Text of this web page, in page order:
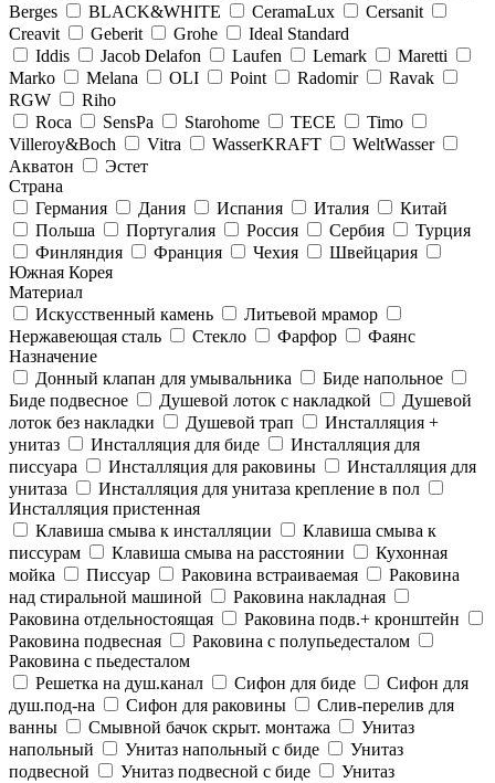
Berges
BLACK&WHITE CeramaLux
Cersanit
Creavit
Geberit Grohe
Ideal Standard
Iddis
Jacob Delafon Laufen Lemark
Maretti
Marko
Melana OLI Point Radomir
Ravak
RGW
Riho
Roca
SensPa Starohome TECE
Timo
Villeroy&Boсh
Vitra WasserKRAFT
WeltWasser
Акватон
Эстет
Страна
Германия
Дания Испания Италия
Китай
Польша
Португалия Россия Сербия
Турция
Финляндия
Франция Чехия
Швейцария
Южная Корея
Материал
Искусственный камень
Литьевой мрамор
Нержавеющая сталь
Стекло Фарфор
Фаянс
Назначение
Донный клапан для умывальника
Биде напольное
Биде подвесное
Душевой лоток с накладкой
Душевой
лоток без накладки
Душевой трап
Инсталляция +
унитаз
Инсталляция для биде
Инсталляция для
писсуара
Инсталляция для раковины
Инсталляция для
унитаза
Инсталляция для унитаза крепление в пол
Инсталляция пристенная
Клавиша смыва к инсталляции
Клавиша смыва к
писсурам
Клавиша смыва на расстоянии
Кухонная
мойка
Писсуар Раковина встраиваемая
Раковина
над стиральной машиной
Раковина накладная
Раковина отдельностоящая
Раковина подв.+ кронштейн
Раковина подвесная
Раковина с полупьедесталом
Раковина с пьедесталом
Решетка на душ.канал
Сифон для биде
Сифон для
душ.под-на
Сифон для раковины
Слив-перелив для
ванны
Смывной бачок скрыт. монтажа
Унитаз
напольный
Унитаз напольный с биде
Унитаз
подвесной
Унитаз подвесной с биде
Унитаз